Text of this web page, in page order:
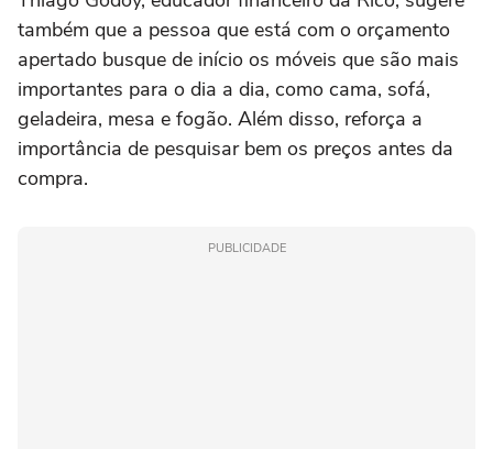
também que a pessoa que está com o orçamento
apertado busque de início os móveis que são mais
importantes para o dia a dia, como cama, sofá,
geladeira, mesa e fogão. Além disso, reforça a
importância de pesquisar bem os preços antes da
compra.
PUBLICIDADE